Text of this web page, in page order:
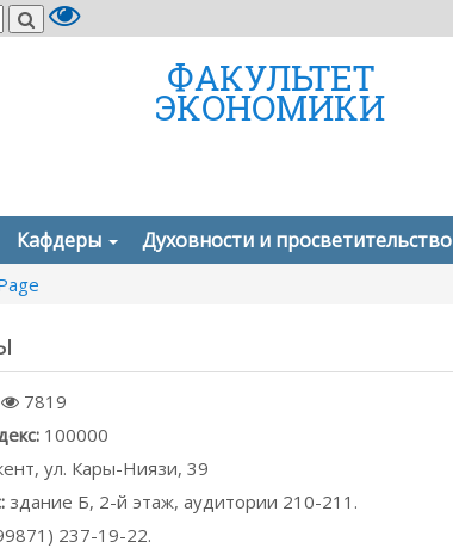
ФАКУЛЬТЕТ
ЭКОНОМИКИ
Кафдеры Духовности и просветительство
7819
100000
ул. Кары-Ниязи, 39
здание Б, 2-й этаж, аудитории 210-211.
237-19-22.